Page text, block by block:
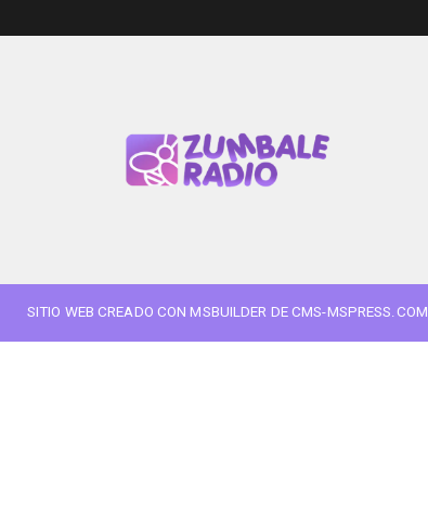
SITIO WEB CREADO CON MSBUILDER DE CMS-MSPRESS.COM